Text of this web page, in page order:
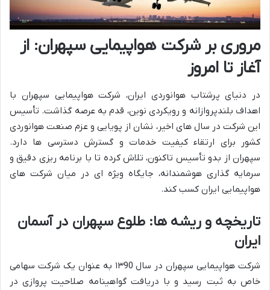
مروری بر شرکت هواپیمایی سپهران: از
آغاز تا امروز
در دنیای پرشتاب هوانوردی ایران، شرکت هواپیمایی سپهران با
اهداف بلندپروازانه و رویکردی نوین، قدم به عرصه گذاشت. تأسیس
این شرکت در سال های اخیر، نشان از پویایی و عزم صنعت هوانوردی
کشور برای ارتقاء کیفیت خدمات و گسترش دسترسی ها دارد.
سپهران از بدو تأسیس تاکنون، تلاش کرده تا با برنامه ریزی دقیق و
سرمایه گذاری هوشمندانه، جایگاه ویژه ای در میان شرکت های
هواپیمایی ایران کسب کند.
تاریخچه و ریشه ها: طلوع سپهران در آسمان
ایران
شرکت هواپیمایی سپهران در سال ۱۳90 به عنوان یک شرکت سهامی
خاص به ثبت رسید و با دریافت گواهینامه صلاحیت پروازی در